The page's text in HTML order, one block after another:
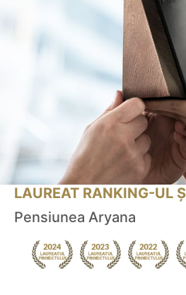
LAUREAT RANKING-UL
Pensiunea Aryana